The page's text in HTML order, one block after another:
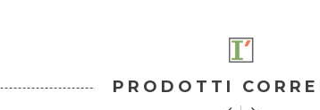
PRODOTTI